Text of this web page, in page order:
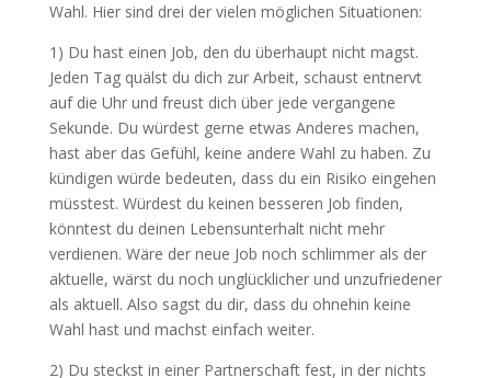
Wahl. Hier sind drei der vielen möglichen Situationen:
1) Du hast einen Job, den du überhaupt nicht magst.
Jeden Tag quälst du dich zur Arbeit, schaust entnervt
auf die Uhr und freust dich über jede vergangene
Sekunde. Du würdest gerne etwas Anderes machen,
hast aber das Gefühl, keine andere Wahl zu haben. Zu
kündigen würde bedeuten, dass du ein Risiko eingehen
müsstest. Würdest du keinen besseren Job finden,
könntest du deinen Lebensunterhalt nicht mehr
verdienen. Wäre der neue Job noch schlimmer als der
aktuelle, wärst du noch unglücklicher und unzufriedener
als aktuell. Also sagst du dir, dass du ohnehin keine
Wahl hast und machst einfach weiter.
2) Du steckst in einer Partnerschaft fest, in der nichts